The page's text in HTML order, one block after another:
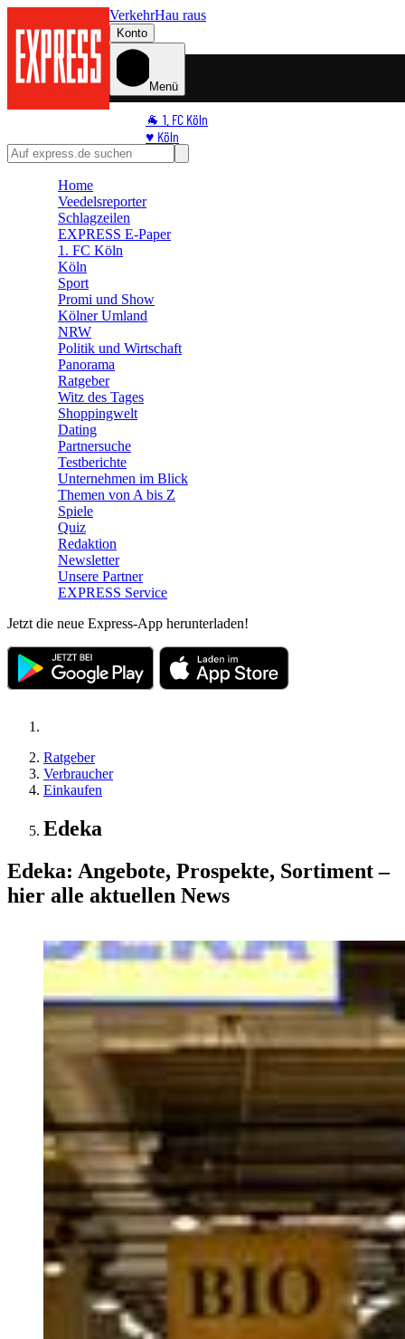
VerkehrHau raus
Konto
Menü
🐐 1. FC Köln
♥️ Köln
🛒 Shoppingwelt
Home
Veedelsreporter
Schlagzeilen
EXPRESS E-Paper
1. FC Köln
Köln
Sport
Promi und Show
Kölner Umland
NRW
Politik und Wirtschaft
Panorama
Ratgeber
Witz des Tages
Shoppingwelt
Dating
Partnersuche
Testberichte
Unternehmen im Blick
Themen von A bis Z
Spiele
Quiz
Redaktion
Newsletter
Unsere Partner
EXPRESS Service
Jetzt die neue Express-App herunterladen!
Ratgeber
Verbraucher
Einkaufen
Edeka
Edeka: Angebote, Prospekte, Sortiment –
hier alle aktuellen News